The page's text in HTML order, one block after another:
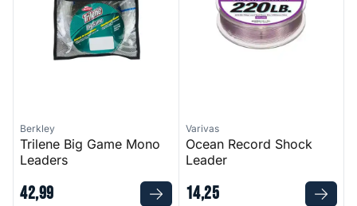
Berkley
Trilene Big Game Mono
Leaders
42,99
Varivas
Ocean Record Shock
Leader
14,25